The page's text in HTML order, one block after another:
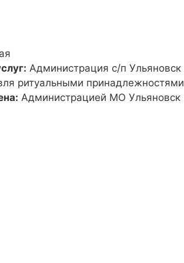
Администрация с/п Ульяновск
ритуальными принадлежностями
Администрацией МО Ульяновск